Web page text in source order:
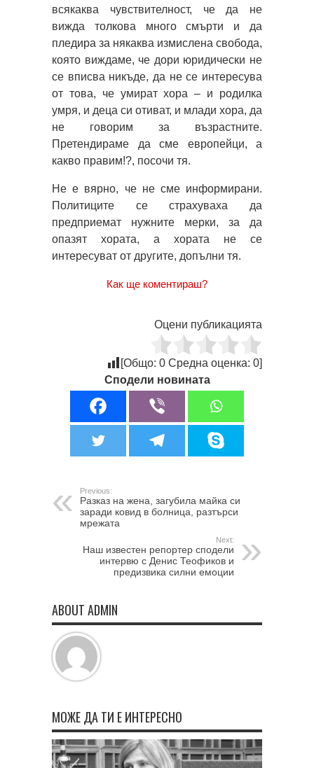
всякаква чувствителност, че да не
вижда толкова много смърти и да
пледира за някаква измислена свобода,
която виждаме, че дори юридически не
се вписва никъде, да не се интересува
от това, че умират хора – и родилка
умря, и деца си отиват, и млади хора, да
не говорим за възрастните.
Претендираме да сме европейци, а
какво правим!?, посочи тя.
Не е вярно, че не сме информирани.
Политиците се страхуваха да
предприемат нужните мерки, за да
опазят хората, а хората не се
интересуват от другите, допълни тя.
Как ще коментираш?
Оцени публикацията
[Общо: 0 Средна оценка: 0]
Сподели новината
Previous:
Разказ на жена, загубила майка си
заради ковид в болница, разтърси
мрежата
Next:
Наш известен репортер сподели
интервю с Денис Теофиков и
предизвика силни емоции
ABOUT ADMIN
МОЖЕ ДА ТИ Е ИНТЕРЕСНО